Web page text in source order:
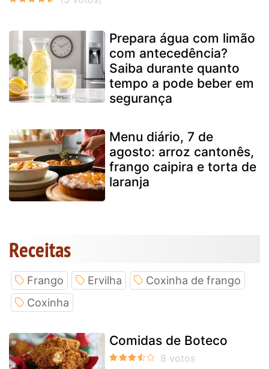
Prepara água com limão
com antecedência?
Saiba durante quanto
tempo a pode beber em
segurança
Menu diário, 7 de
agosto: arroz cantonês,
frango caipira e torta de
laranja
Receitas
Frango Ervilha
Coxinha de frango
Coxinha
Comidas de Boteco